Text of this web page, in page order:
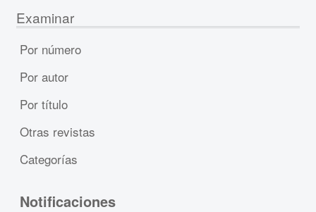
Examinar
Por número
Por autor
Por título
Otras revistas
Categorías
Notificaciones